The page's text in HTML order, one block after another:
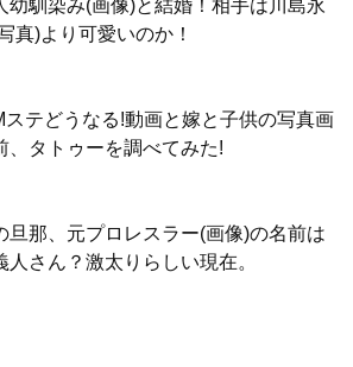
幼馴染み(画像)と結婚！相手は川島永
真)より可愛いのか！
ステどうなる!動画と嫁と子供の写真画
、タトゥーを調べてみた!
旦那、元プロレスラー(画像)の名前は
人さん？激太りらしい現在。